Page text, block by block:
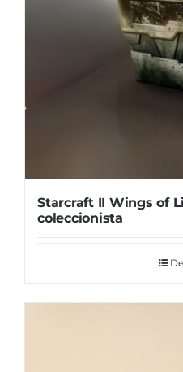
Starcraft II Wings of
coleccionista